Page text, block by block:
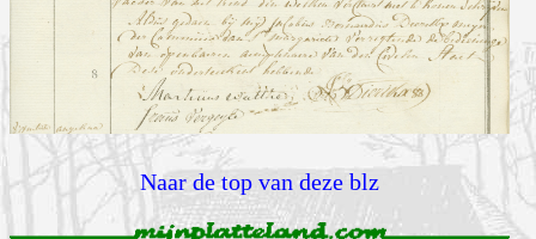
Naar de top van deze blz